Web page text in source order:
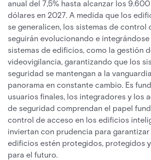
anual del 7,5% hasta alcanzar los
dólares en 2027. A medida que los
se generalicen, los sistemas de control
seguirán evolucionando e
sistemas de edificios, como la gestión
videovigilancia, garantizando que los
seguridad se mantengan a la
panorama en constante cambio. Es
usuarios finales, los integradores y los
de seguridad comprendan el papel
control de acceso en los edificios
inviertan con prudencia para garantizar
edificios estén protegidos, protegidos
para el futuro.